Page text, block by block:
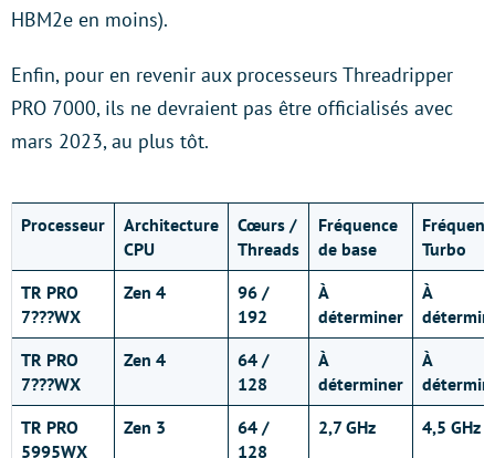
HBM2e en moins).
Enfin, pour en revenir aux processeurs Threadripper
PRO 7000, ils ne devraient pas être officialisés avec
mars 2023, au plus tôt.
Processeur
Architecture
CPU
Cœurs /
Threads
Fréquence
de base
Turbo
TR PRO
7???WX
Zen 4
96 /
192
À
déterminer
À
TR PRO
7???WX
Zen 4
64 /
128
À
déterminer
À
TR PRO
5995WX
Zen 3
64 /
128
2,7 GHz 4,5 GHz